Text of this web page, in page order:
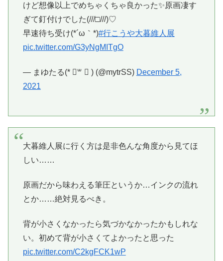
けど想像以上でめちゃくちゃ良かった✨原画凄す
ぎて釘付けでした(///□///)♡
早速待ち受け(*´ω｀*)#行こうや大暮維人展
pic.twitter.com/G3yNgMITgO
— まゆたる(* ॑꒳ ॑ ) (@mytrSS) December 5,
2021
大暮維人展に行く方は是非色んな角度から見てほ
しい……
原画だから味わえる筆圧というか…インクの流れ
とか……絶対見るべき。
背が小さくなかったら気づかなかったかもしれな
い。初めて背が小さくてよかったと思った
pic.twitter.com/C2kgFCK1wP